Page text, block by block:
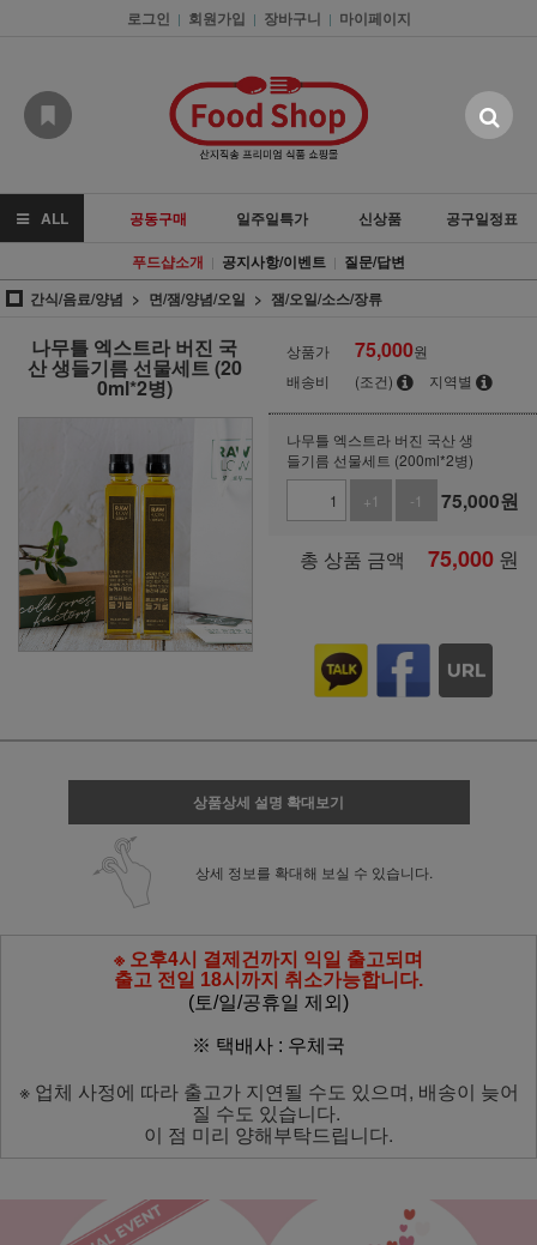
로그인 | 회원가입 | 장바구니 | 마이페이지
ALL 공동구매 일주일특가 신상품
공구일정표
푸드샵소개 | 공지사항/이벤트 | 질문/답변
간식/음료/양념
면/잼/양념/오일 잼/오일/소스/장류
나무틀 엑스트라 버진 국
산 생들기름 선물세트 (20
0ml*2병)
상품가 75,000원
배송비
(조건) 지역별
나무틀 엑스트라 버진 국산 생
들기름 선물세트 (200ml*2병)
+1
-1 75,000원
총 상품 금액 75,000 원
상품상세 설명 확대보기
상세 정보를 확대해 보실 수 있습니다.
※ 오후4시 결제건까지 익일 출고되며
출고 전일 18시까지 취소가능합니다.
(토/일/공휴일 제외)
※ 택배사 : 우체국
※ 업체 사정에 따라 출고가 지연될 수도 있으며, 배송이 늦어
질 수도 있습니다.
이 점 미리 양해부탁드립니다.